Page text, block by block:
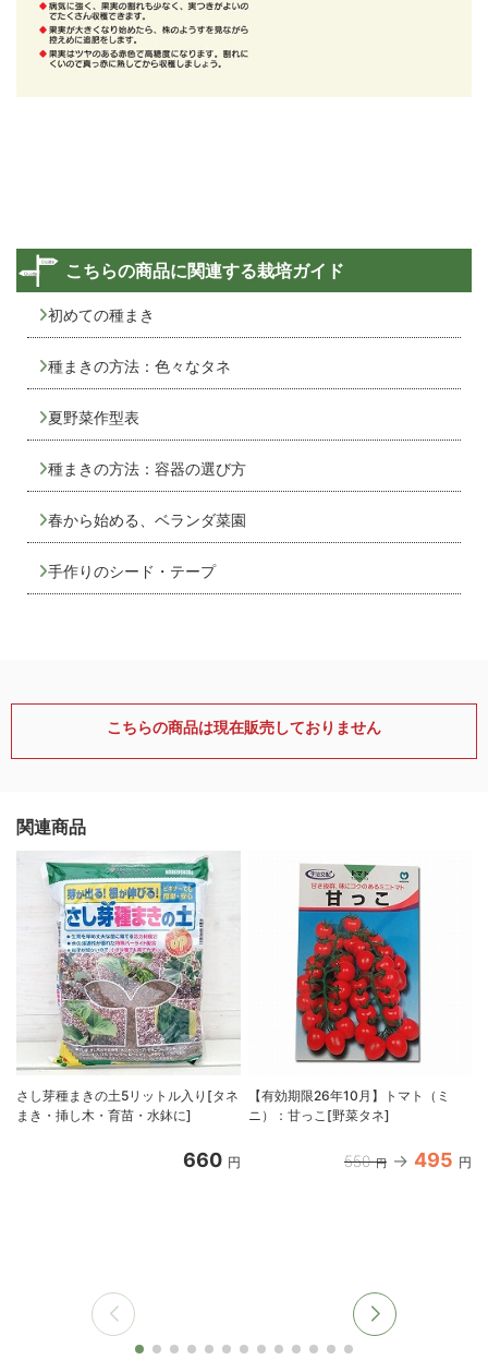
こちらの商品に関連する栽培ガイド
初めての種まき
種まきの方法：色々なタネ
夏野菜作型表
種まきの方法：容器の選び方
春から始める、ベランダ菜園
手作りのシード・テープ
こちらの商品は現在販売しておりません
関連商品
さし芽種まきの土5リットル入り[タネ
まき・挿し木・育苗・水鉢に]
660 円
【有効期限26年10月】トマト（ミ
ニ）：甘っこ[野菜タネ]
550 円 495 円